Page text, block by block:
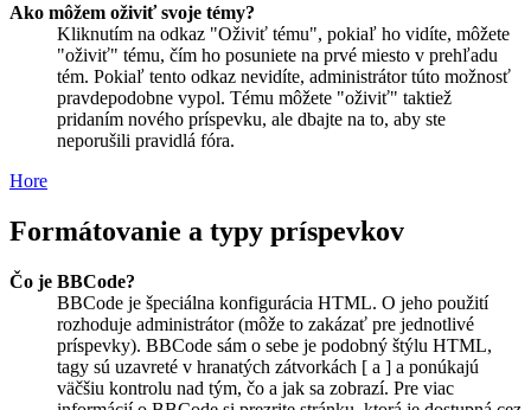
Ako môžem oživiť svoje témy?
Kliknutím na odkaz "Oživiť tému", pokiaľ ho vidíte, môžete
"oživiť" tému, čím ho posuniete na prvé miesto v prehľadu
tém. Pokiaľ tento odkaz nevidíte, administrátor túto možnosť
pravdepodobne vypol. Tému môžete "oživiť" taktiež
pridaním nového príspevku, ale dbajte na to, aby ste
neporušili pravidlá fóra.
Hore
Formátovanie a typy príspevkov
Čo je BBCode?
BBCode je špeciálna konfigurácia HTML. O jeho použití
rozhoduje administrátor (môže to zakázať pre jednotlivé
príspevky). BBCode sám o sebe je podobný štýlu HTML,
tagy sú uzavreté v hranatých zátvorkách [ a ] a ponúkajú
väčšiu kontrolu nad tým, čo a jak sa zobrazí. Pre viac